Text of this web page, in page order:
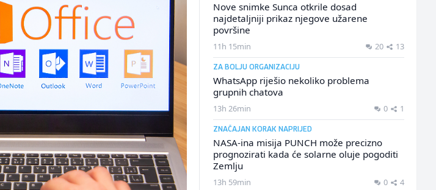
Nove snimke Sunca otkrile dosad
najdetaljniji prikaz njegove užarene
površine
11h 15min 20 13
ZA BOLJU ORGANIZACIJU
WhatsApp riješio nekoliko problema
grupnih chatova
13h 26min 0 1
ZNAČAJAN KORAK NAPRIJED
NASA-ina misija PUNCH može precizno
prognozirati kada će solarne oluje pogoditi
Zemlju
13h 59min 0 4